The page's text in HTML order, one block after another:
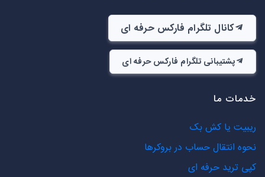
کانال تلگرام فارکس حرفه ای
پشتیبانی تلگرام فارکس حرفه ای
خدمات ما
ریبیت یا کش بک
نحوه انتقال حساب در بروکرها
کپی ترید حرفه ای